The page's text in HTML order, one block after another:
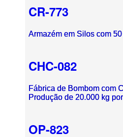
CR-773
Armazém em Silos com 50
CHC-082
Fábrica de Bombom com
Produção de 20.000 kg
OP-823